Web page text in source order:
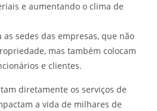
e aumentando o clima de
as sedes das empresas, que não
mas também colocam
e clientes.
diretamente os serviços de
a vida de milhares de